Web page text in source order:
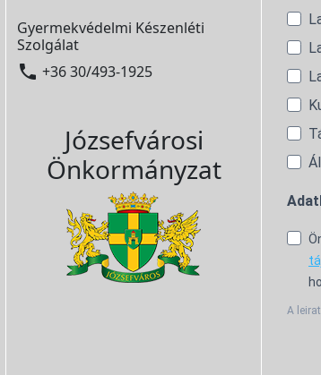
Gyermekvédelmi Készenléti
Szolgálat
 +36 30/493-1925
Józsefvárosi
Önkormányzat
A